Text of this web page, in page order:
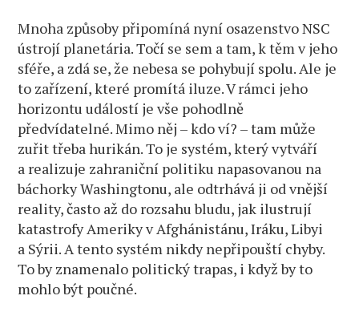
Mnoha způsoby připomíná nyní osazenstvo NSC
ústrojí planetária. Točí se sem a tam, k těm v jeho
sféře, a zdá se, že nebesa se pohybují spolu. Ale je
to zařízení, které promítá iluze. V rámci jeho
horizontu událostí je vše pohodlně
předvídatelné. Mimo něj – kdo ví? – tam může
zuřit třeba hurikán. To je systém, který vytváří
a realizuje zahraniční politiku napasovanou na
báchorky Washingtonu, ale odtrhává ji od vnější
reality, často až do rozsahu bludu, jak ilustrují
katastrofy Ameriky v Afghánistánu, Iráku, Libyi
a Sýrii. A tento systém nikdy nepřipouští chyby.
To by znamenalo politický trapas, i když by to
mohlo být poučné.